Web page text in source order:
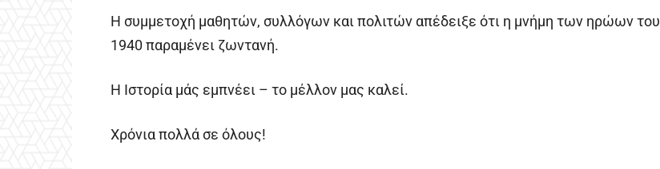
Η συμμετοχή μαθητών, συλλόγων και πολιτών απέδειξε ότι η μνήμη των ηρώων του
1940 παραμένει ζωντανή.
Η Ιστορία μάς εμπνέει – το μέλλον μας καλεί.
Χρόνια πολλά σε όλους!